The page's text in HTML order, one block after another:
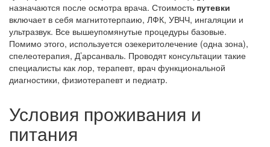
назначаются после осмотра врача. Стоимость путевки
включает в себя магнитотерпаию, ЛФК, УВЧЧ, ингаляции и
ультразвук. Все вышеупомянутые процедуры базовые.
Помимо этого, используется озекеритолечение (одна зона),
спелеотерапия, Д’арсанваль. Проводят консультации такие
специалисты как лор, терапевт, врач функциональной
диагностики, физиотерапевт и педиатр.
Условия проживания и
питания